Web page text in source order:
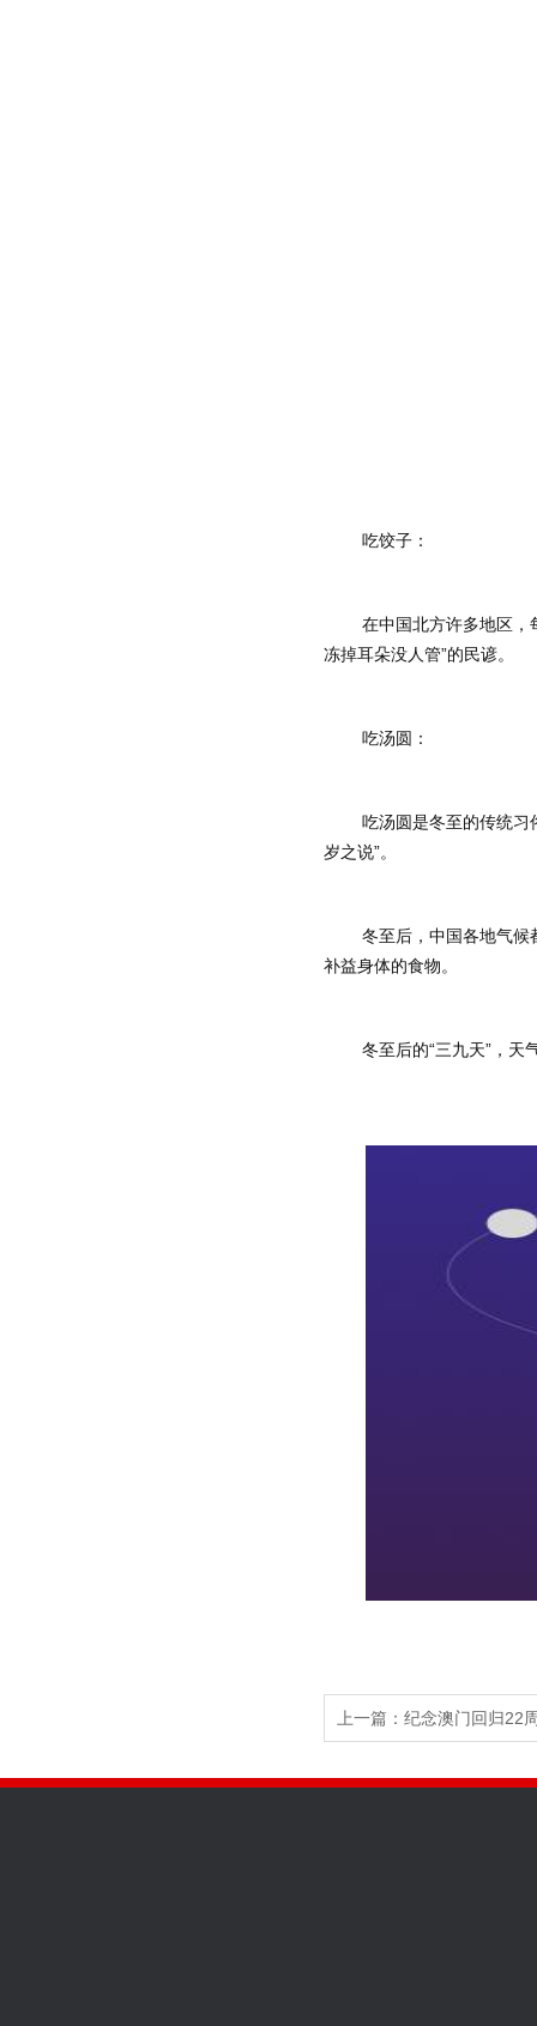
	吃饺子：
冻掉耳朵没人管”的民谚。
	吃汤圆：
岁之说”。
补益身体的食物。
冬至后的“三九天”，
上一篇： 纪念澳门回归22